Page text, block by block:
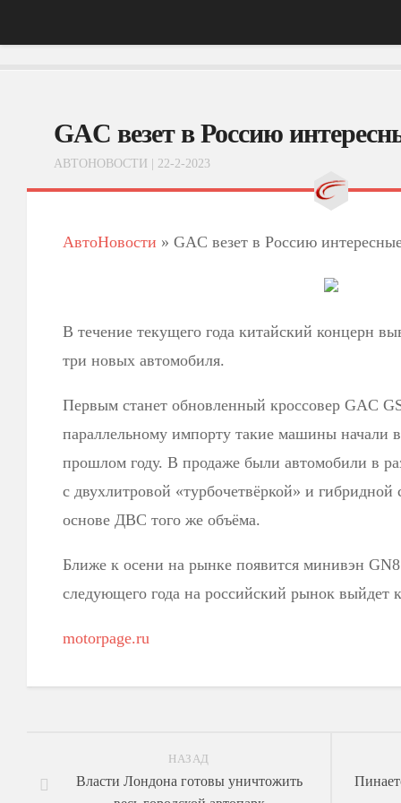
АвтоНовости
Тест-Драйв
ФотоОбзоры
GAC везет в Россию
АВТОНОВОСТИ | 22-2-2023
АвтоНовости » GAC везет в Россию
В течение текущего года китайский концерн
три новых автомобиля.
Первым станет обновленный кроссовер GAC
параллельному импорту такие машины начали
прошлом году. В продаже были автомобили в
с двухлитровой «турбочетвёркой» и гибридной
основе ДВС того же объёма.
Ближе к осени на рынке появится минивэн
следующего года на российский рынок выйдет
motorpage.ru
НАЗАД
Власти Лондона готовы уничтожить